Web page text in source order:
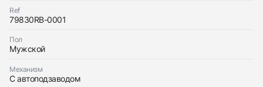
Ref
79830RB-0001
Пол
Мужской
Механизм
С автоподзаводом
Идеальное